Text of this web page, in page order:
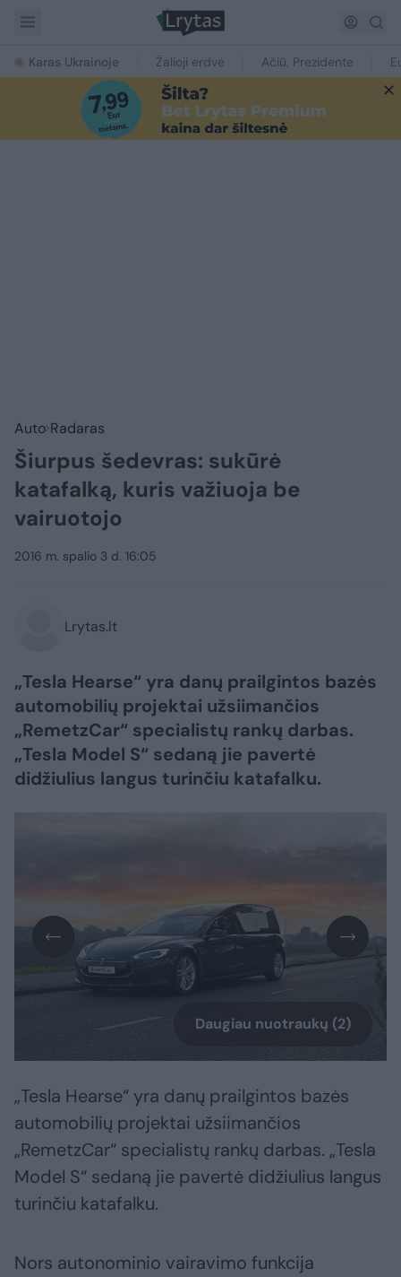
Karas Ukrainoje Žalioji erdvė Ačiū, Prezidente
Auto Radaras
Šiurpus šedevras: sukūrė
katafalką, kuris važiuoja be
vairuotojo
2016 m. spalio 3 d. 16:05
Lrytas.lt
„Tesla Hearse“ yra danų prailgintos bazės
automobilių projektai užsiimančios
„RemetzCar“ specialistų rankų darbas.
„Tesla Model S“ sedaną jie pavertė
didžiulius langus turinčiu katafalku.
Daugiau nuotraukų (2)
„Tesla Hearse“ yra danų prailgintos bazės
automobilių projektai užsiimančios
„RemetzCar“ specialistų rankų darbas. „Tesla
Model S“ sedaną jie pavertė didžiulius langus
turinčiu katafalku.
Nors autonominio vairavimo funkcija